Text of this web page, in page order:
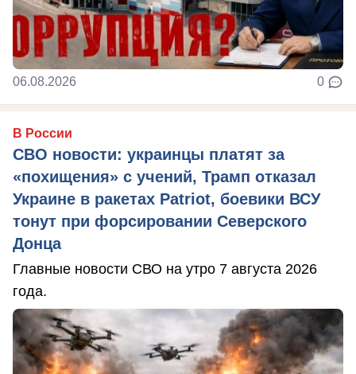
06.08.2026 0
В России
СВО новости: украинцы платят за
«похищения» с учений, Трамп отказал
Украине в ракетах Patriot, боевики ВСУ
тонут при форсировании Северского
Донца
Главные новости СВО на утро 7 августа 2026
года.